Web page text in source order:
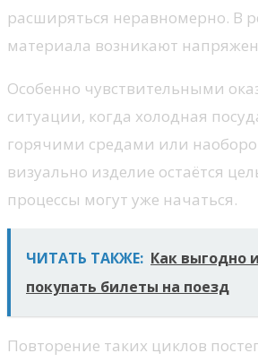
расширяться неравномерно. В
материала возникают
Особенно чувствительными
ситуации, когда холодная
горячими средами или
визуально изделие остаётся
процессы могут уже начаться.
ЧИТАТЬ ТАКЖЕ: Как выгодно
покупать билеты на поезд
Повторение таких циклов